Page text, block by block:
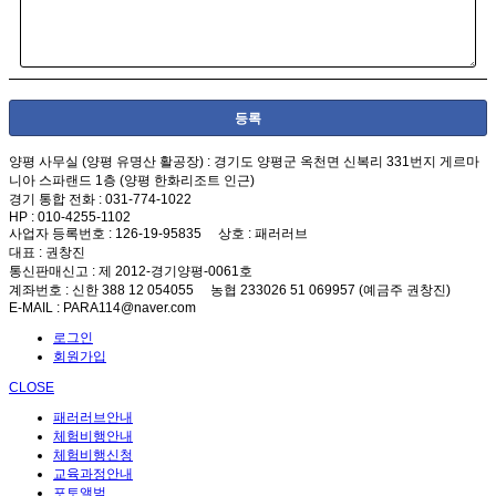
양평 사무실 (양평 유명산 활공장) : 경기도 양평군 옥천면 신복리 331번지 게르마
니아 스파랜드 1층 (양평 한화리조트 인근)
경기 통합 전화 : 031-774-1022
HP : 010-4255-1102
사업자 등록번호 : 126-19-95835 상호 : 패러러브
대표 : 권창진
통신판매신고 : 제 2012-경기양평-0061호
계좌번호 : 신한 388 12 054055 농협 233026 51 069957 (예금주 권창진)
E-MAIL : PARA114@naver.com
로그인
회원가입
CLOSE
패러러브안내
체험비행안내
체험비행신청
교육과정안내